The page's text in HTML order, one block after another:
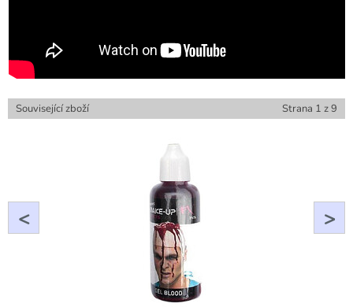
Související zboží Strana 1 z9
< >